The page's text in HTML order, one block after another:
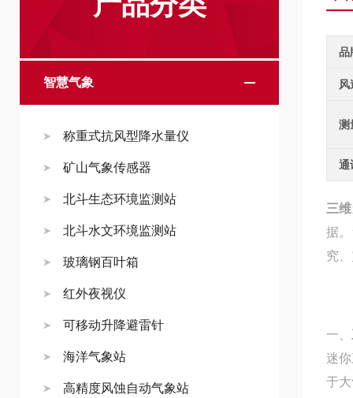
智慧气象
称重式抗风型降水量仪
矿山气象传感器
北斗生态环境监测站
北斗水文环境监测站
玻璃钢百叶箱
红外夜视仪
可移动升降避雷针
海洋气象站
高精度风蚀自动气象站
品
测
通
三
据
究
一、
迷
于